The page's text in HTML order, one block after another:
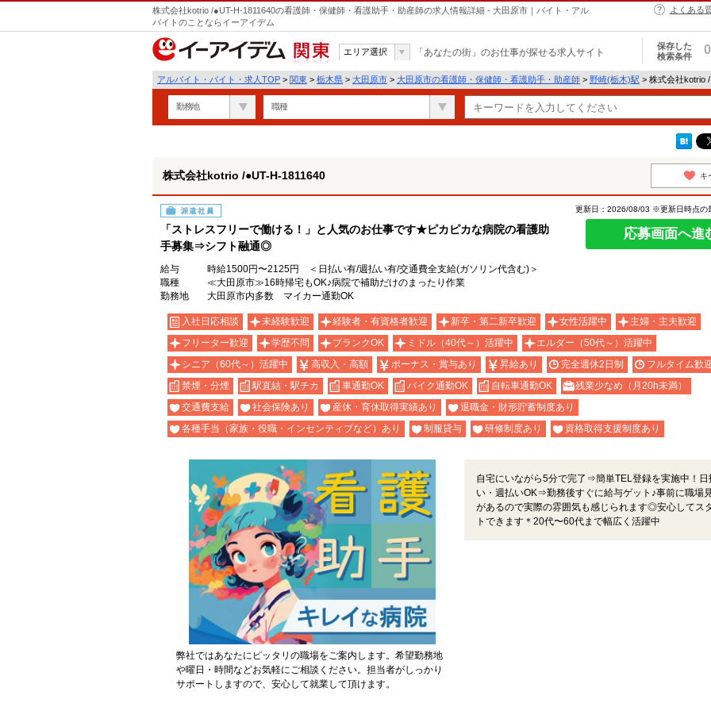
株式会社kotrio /●UT-H-1811640の看護師・保健師・看護助手・助産師の求人情報詳細 - 大田原市｜バイト・アル
バイトのことならイーアイデム
よくある
関東
エリア選択 「あなたの街」のお仕事が探せる求人サイト
保存した
検索条件
0
アルバイト・バイト・求人TOP > 関東 > 栃木県 > 大田原市 > 大田原市の看護師・保健師・看護助手・助産師 > 野崎(栃木)駅 > 株式会社kotrio
勤務地 職種
株式会社kotrio /●UT-H-1811640 キ
派遣社員
「ストレスフリーで働ける！」と人気のお仕事です★ピカピカな病院の看護助
手募集⇒シフト融通◎
更新日：2026/08/03 ※更新日時点の
応募画面へ進
給与
時給1500円〜2125円 ＜日払い有/週払い有/交通費全支給(ガソリン代含む)＞
職種
≪大田原市≫16時帰宅もOK♪病院で補助だけのまったり作業
勤務地
大田原市内多数 マイカー通勤OK
入社日応相談 未経験歓迎 経験者・有資格者歓迎 新卒・第二新卒歓迎 女性活躍中
主婦・主夫歓迎
フリーター歓迎
学歴不問 ブランクOK ミドル（40代～）活躍中
エルダー（50代～）活躍中
シニア（60代～）活躍中
高収入・高額 ボーナス・賞与あり 昇給あり 完全週休2日制
フルタイム歓
禁煙・分煙
駅直結・駅チカ 車通勤OK バイク通勤OK 自転車通勤OK
残業少なめ（月20h未満）
交通費支給
社会保険あり 産休・育休取得実績あり
退職金・財形貯蓄制度あり
各種手当（家族・役職・インセンティブなど）あり
制服貸与 研修制度あり 資格取得支援制度あり
弊社ではあなたにピッタリの職場をご案内します。希望勤務地
や曜日・時間などお気軽にご相談ください。担当者がしっかり
サポートしますので、安心して就業して頂けます。
自宅にいながら5分で完了⇒簡単TEL登録を実施中！日
い・週払いOK⇒勤務後すぐに給与ゲット♪事前に職場
があるので実際の雰囲気も感じられます◎安心してス
トできます＊20代〜60代まで幅広く活躍中